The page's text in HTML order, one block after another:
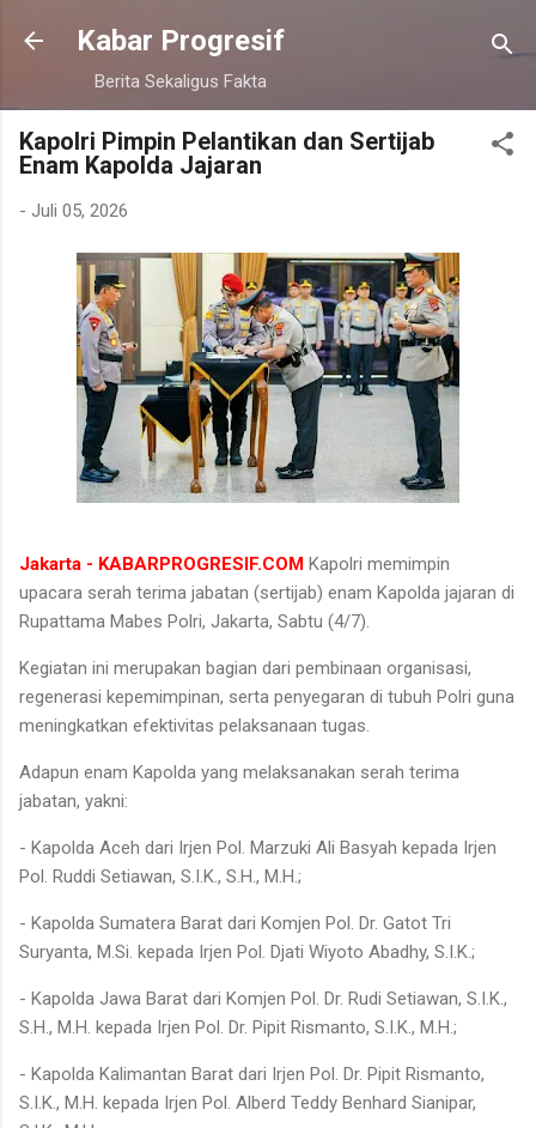
Langsung ke konten utama
Kabar Progresif
Berita Sekaligus Fakta
Kapolri Pimpin Pelantikan dan Sertijab
Enam Kapolda Jajaran
- Juli 05, 2026
Jakarta - KABARPROGRESIF.COM Kapolri memimpin
upacara serah terima jabatan (sertijab) enam Kapolda jajaran di
Rupattama Mabes Polri, Jakarta, Sabtu (4/7).
Kegiatan ini merupakan bagian dari pembinaan organisasi,
regenerasi kepemimpinan, serta penyegaran di tubuh Polri guna
meningkatkan efektivitas pelaksanaan tugas.
Adapun enam Kapolda yang melaksanakan serah terima
jabatan, yakni:
- Kapolda Aceh dari Irjen Pol. Marzuki Ali Basyah kepada Irjen
Pol. Ruddi Setiawan, S.I.K., S.H., M.H.;
- Kapolda Sumatera Barat dari Komjen Pol. Dr. Gatot Tri
Suryanta, M.Si. kepada Irjen Pol. Djati Wiyoto Abadhy, S.I.K.;
- Kapolda Jawa Barat dari Komjen Pol. Dr. Rudi Setiawan, S.I.K.,
S.H., M.H. kepada Irjen Pol. Dr. Pipit Rismanto, S.I.K., M.H.;
- Kapolda Kalimantan Barat dari Irjen Pol. Dr. Pipit Rismanto,
S.I.K., M.H. kepada Irjen Pol. Alberd Teddy Benhard Sianipar,